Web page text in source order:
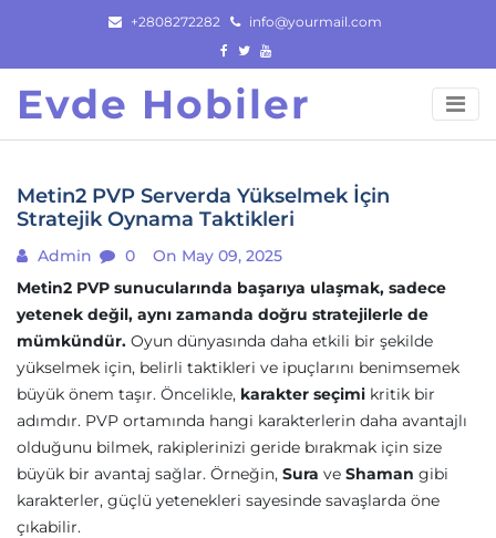
content
+2808272282 info@yourmail.com
Evde Hobiler
Metin2 PVP Serverda Yükselmek İçin
Stratejik Oynama Taktikleri
Admin 0
On May 09, 2025
Metin2 PVP sunucularında başarıya ulaşmak, sadece
yetenek değil, aynı zamanda doğru stratejilerle de
mümkündür. Oyun dünyasında daha etkili bir şekilde
yükselmek için, belirli taktikleri ve ipuçlarını benimsemek
büyük önem taşır. Öncelikle, karakter seçimi kritik bir
adımdır. PVP ortamında hangi karakterlerin daha avantajlı
olduğunu bilmek, rakiplerinizi geride bırakmak için size
büyük bir avantaj sağlar. Örneğin, Sura ve Shaman gibi
karakterler, güçlü yetenekleri sayesinde savaşlarda öne
çıkabilir.